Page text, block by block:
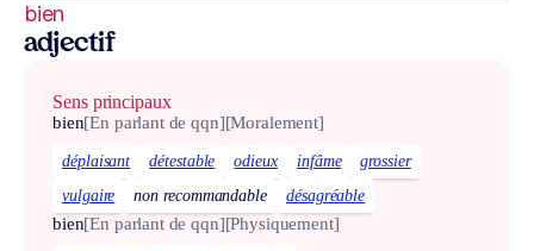
bien
adjectif
Sens principaux
bien[En parlant de qqn][Moralement]
déplaisant détestable odieux infâme
grossier
vulgaire
non recommandable désagréable
bien[En parlant de qqn][Physiquement]